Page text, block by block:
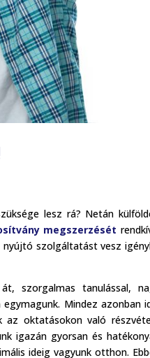
lesz rá? Netán
megszerzését
szolgáltatást vesz
szorgalmas tanulással,
Mindez azonban
az oktatásokon való
igazán gyorsan és
ideig vagyunk otthon.